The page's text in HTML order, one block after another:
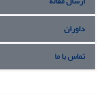
داوران
تماس با ما